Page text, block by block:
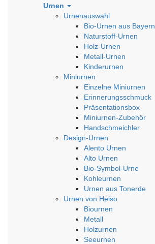
Urnen
Urnenauswahl
Bio-Urnen aus Bayern
Naturstoff-Urnen
Holz-Urnen
Metall-Urnen
Kinderurnen
Miniurnen
Einzelne Miniurnen
Erinnerungsschmuck
Präsentationsbox
Miniurnen-Zubehör
Handschmeichler
Design-Urnen
Alento Urnen
Alto Urnen
Bio-Symbol-Urne
Kohleurnen
Urnen aus Tonerde
Urnen von Heiso
Biournen
Metall
Holzurnen
Seeurnen